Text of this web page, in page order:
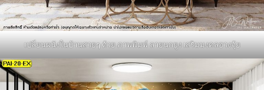
เปลี่ยนผนังในบ้านสวยๆ ด้วย ภาพพิมพ์ ลายนกยูง เสริมมงคลฮวงจุ้ย